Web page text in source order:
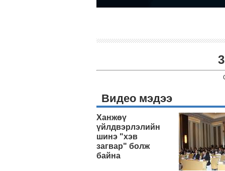
Видео мэдээ
Ханжөү
үйлдвэрлэлийн
шинэ "хэв
загвар" болж
байна